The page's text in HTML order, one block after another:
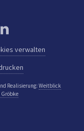
verwalten
Realisierung: Weitblick
Gröbke